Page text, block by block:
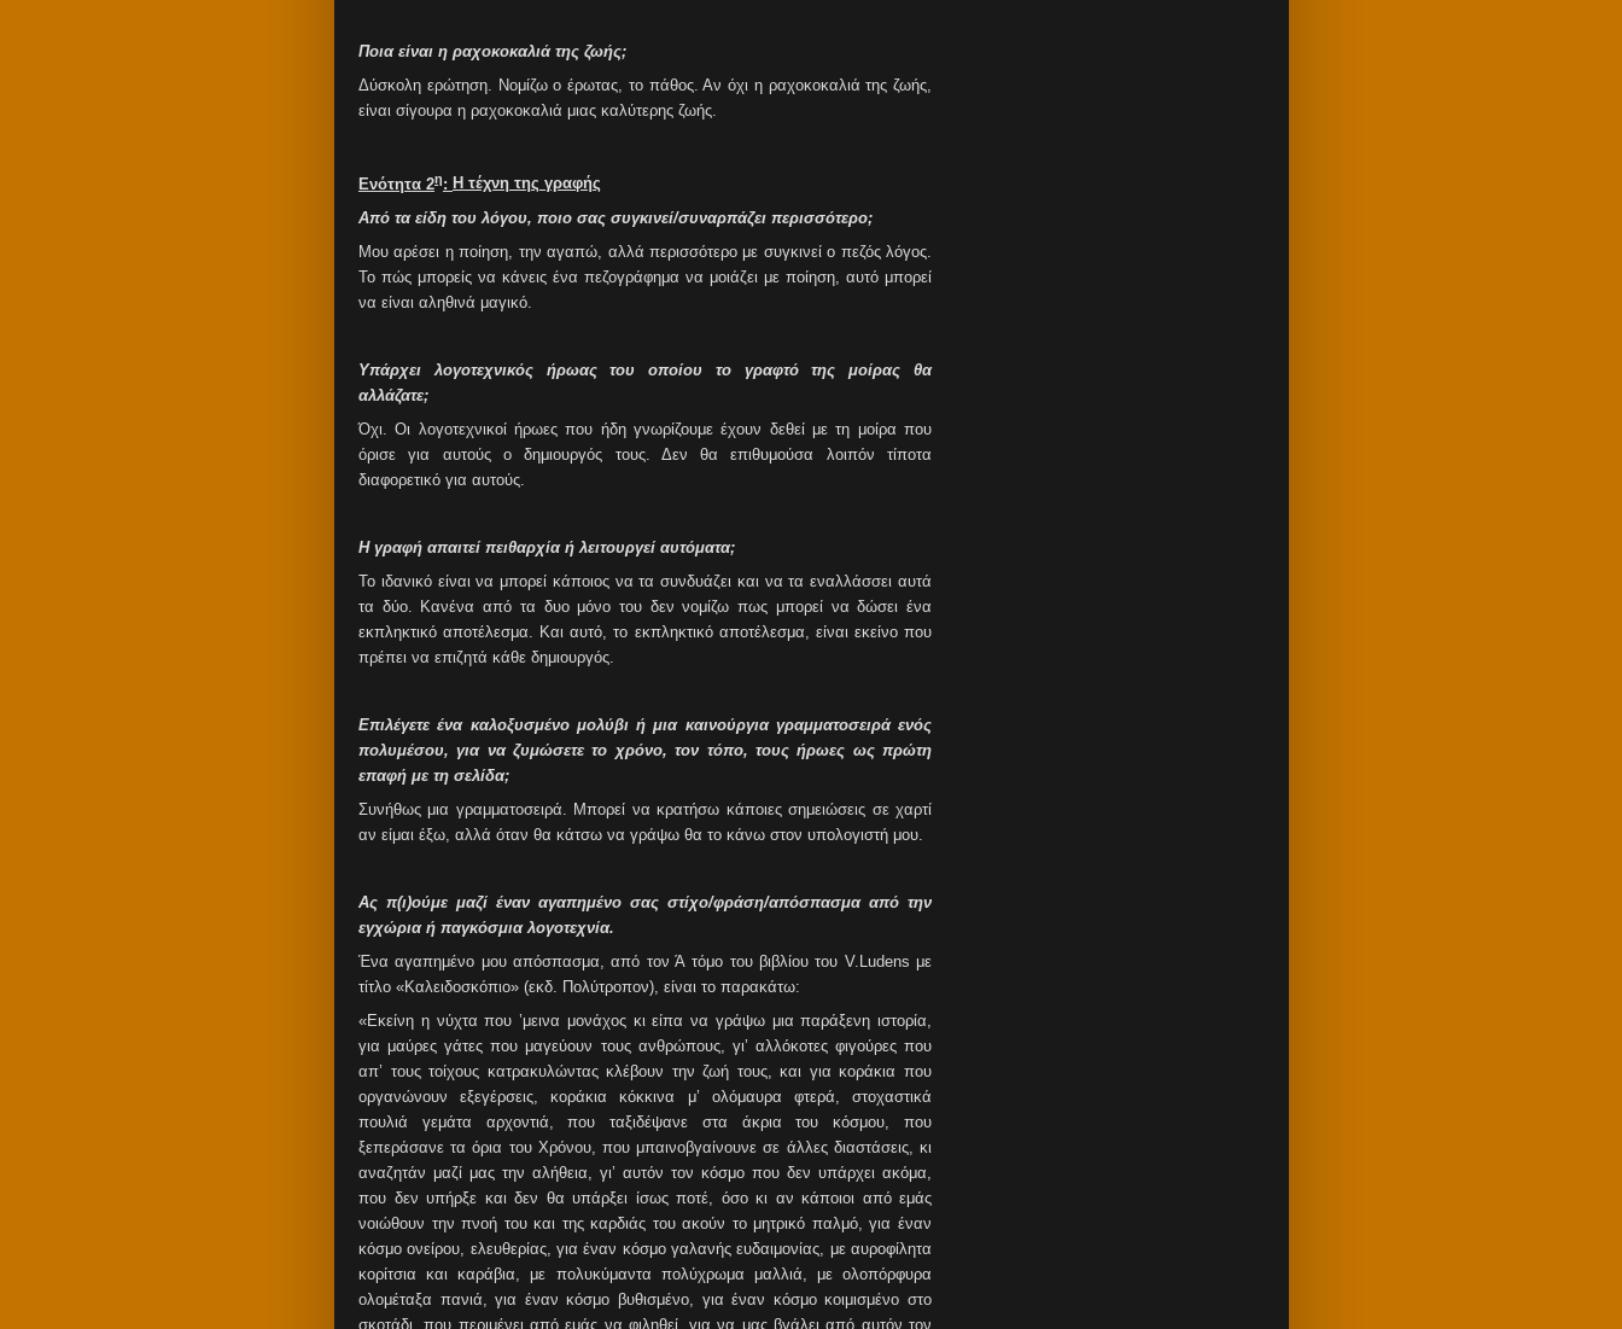
Ποια είναι η ραχοκοκαλιά της ζωής;
Δύσκολη ερώτηση. Νομίζω ο έρωτας, το πάθος. Αν όχι η ραχοκοκαλιά της ζωής,
είναι σίγουρα η ραχοκοκαλιά μιας καλύτερης ζωής.
Ενότητα 2η: H τέχνη της γραφής
Από τα είδη του λόγου, ποιο σας συγκινεί/συναρπάζει περισσότερο;
Μου αρέσει η ποίηση, την αγαπώ, αλλά περισσότερο με συγκινεί ο πεζός λόγος.
Το πώς μπορείς να κάνεις ένα πεζογράφημα να μοιάζει με ποίηση, αυτό μπορεί
να είναι αληθινά μαγικό.
Υπάρχει λογοτεχνικός ήρωας του οποίου το γραφτό της μοίρας θα
αλλάζατε;
Όχι. Οι λογοτεχνικοί ήρωες που ήδη γνωρίζουμε έχουν δεθεί με τη μοίρα που
όρισε για αυτούς ο δημιουργός τους. Δεν θα επιθυμούσα λοιπόν τίποτα
διαφορετικό για αυτούς.
Η γραφή απαιτεί πειθαρχία ή λειτουργεί αυτόματα;
Το ιδανικό είναι να μπορεί κάποιος να τα συνδυάζει και να τα εναλλάσσει αυτά
τα δύο. Κανένα από τα δυο μόνο του δεν νομίζω πως μπορεί να δώσει ένα
εκπληκτικό αποτέλεσμα. Και αυτό, το εκπληκτικό αποτέλεσμα, είναι εκείνο που
πρέπει να επιζητά κάθε δημιουργός.
Επιλέγετε ένα καλοξυσμένο μολύβι ή μια καινούργια γραμματοσειρά ενός
πολυμέσου, για να ζυμώσετε το χρόνο, τον τόπο, τους ήρωες ως πρώτη
επαφή με τη σελίδα;
Συνήθως μια γραμματοσειρά. Μπορεί να κρατήσω κάποιες σημειώσεις σε χαρτί
αν είμαι έξω, αλλά όταν θα κάτσω να γράψω θα το κάνω στον υπολογιστή μου.
Ας π(ι)ούμε μαζί έναν αγαπημένο σας στίχο/φράση/απόσπασμα από την
εγχώρια ή παγκόσμια λογοτεχνία.
Ένα αγαπημένο μου απόσπασμα, από τον Ά τόμο του βιβλίου του V.Ludens με
τίτλο «Καλειδοσκόπιο» (εκδ. Πολύτροπον), είναι το παρακάτω:
«Εκείνη η νύχτα που ’μεινα μονάχος κι είπα να γράψω μια παράξενη ιστορία,
για μαύρες γάτες που μαγεύουν τους ανθρώπους, γι’ αλλόκοτες φιγούρες που
απ’ τους τοίχους κατρακυλώντας κλέβουν την ζωή τους, και για κοράκια που
οργανώνουν εξεγέρσεις, κοράκια κόκκινα μ’ ολόμαυρα φτερά, στοχαστικά
πουλιά γεμάτα αρχοντιά, που ταξιδέψανε στα άκρια του κόσμου, που
ξεπεράσανε τα όρια του Xρόνου, που μπαινοβγαίνουνε σε άλλες διαστάσεις, κι
αναζητάν μαζί μας την αλήθεια, γι’ αυτόν τον κόσμο που δεν υπάρχει ακόμα,
που δεν υπήρξε και δεν θα υπάρξει ίσως ποτέ, όσο κι αν κάποιοι από εμάς
νοιώθουν την πνοή του και της καρδιάς του ακούν το μητρικό παλμό, για έναν
κόσμο ονείρου, ελευθερίας, για έναν κόσμο γαλανής ευδαιμονίας, με αυροφίλητα
κορίτσια και καράβια, με πολυκύμαντα πολύχρωμα μαλλιά, με ολοπόρφυρα
ολομέταξα πανιά, για έναν κόσμο βυθισμένο, για έναν κόσμο κοιμισμένο στο
σκοτάδι, που περιμένει από εμάς να φιληθεί, για να μας βγάλει από αυτόν τον